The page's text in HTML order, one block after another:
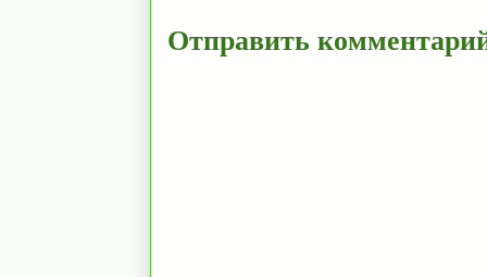
Отправить